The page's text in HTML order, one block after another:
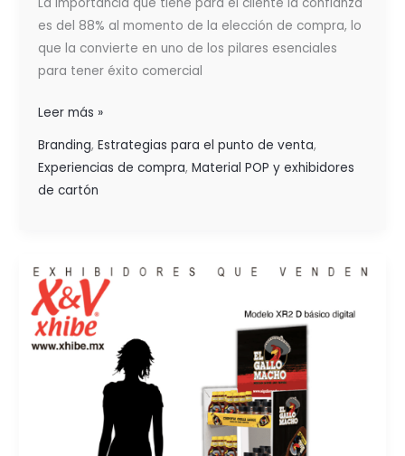
es del 88% al momento de la elección de compra, lo
que la convierte en uno de los pilares esenciales
para tener éxito comercial
Leer más »
Branding, Estrategias para el punto de venta,
Experiencias de compra, Material POP y exhibidores
de cartón
¿CÓMO
AFECTA
LA
VISIBILIDAD
DEL